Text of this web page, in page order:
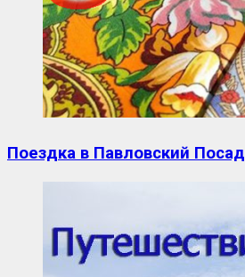
Поездка в Павловский Посад